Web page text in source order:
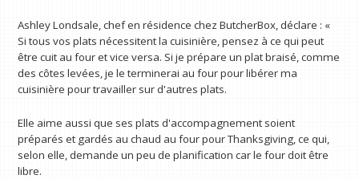
Ashley Londsale, chef en résidence chez ButcherBox, déclare : «
Si tous vos plats nécessitent la cuisinière, pensez à ce qui peut
être cuit au four et vice versa. Si je prépare un plat braisé, comme
des côtes levées, je le terminerai au four pour libérer ma
cuisinière pour travailler sur d'autres plats.
Elle aime aussi que ses plats d'accompagnement soient
préparés et gardés au chaud au four pour Thanksgiving, ce qui,
selon elle, demande un peu de planification car le four doit être
libre.